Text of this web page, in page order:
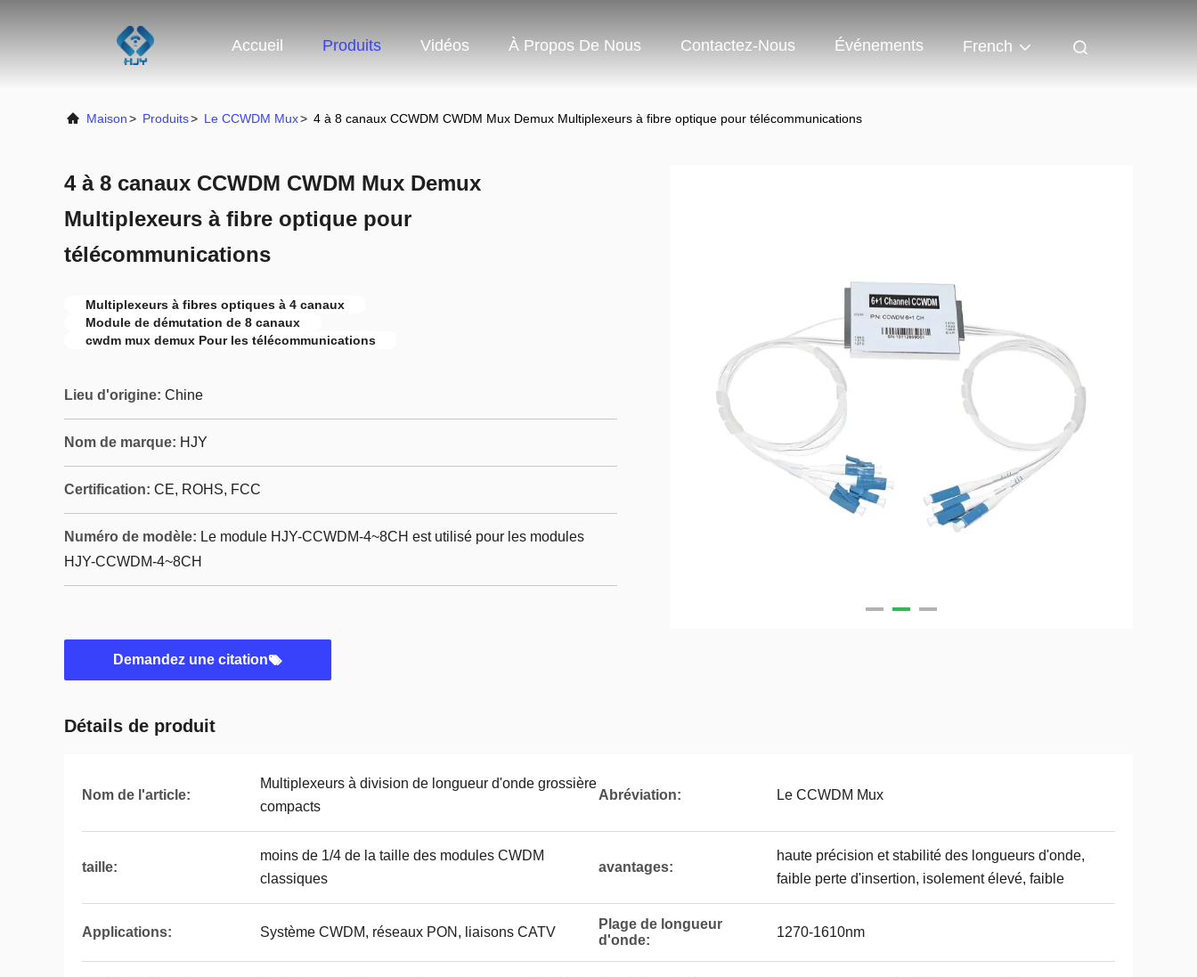
Accueil Produits Vidéos À Propos De Nous Contactez-Nous Événements French
Maison> Produits> Le CCWDM Mux> 4 à 8 canaux CCWDM CWDM Mux Demux Multiplexeurs à fibre optique pour télécommunications
4 à 8 canaux CCWDM CWDM Mux Demux
Multiplexeurs à fibre optique pour
télécommunications
Multiplexeurs à fibres optiques à 4 canaux
Module de démutation de 8 canaux
cwdm mux demux Pour les télécommunications
Lieu d'origine: Chine
Nom de marque: HJY
Certification: CE, ROHS, FCC
Numéro de modèle: Le module HJY-CCWDM-4~8CH est utilisé pour les modules
HJY-CCWDM-4~8CH
Demandez une citation
Détails de produit
Nom de l'article:
Multiplexeurs à division de longueur d'onde grossière
compacts
Abréviation: Le CCWDM Mux
taille:
moins de 1/4 de la taille des modules CWDM
classiques
avantages:
haute précision et stabilité des longueurs d'onde,
faible perte d'insertion, isolement élevé, faible
Applications: Système CWDM, réseaux PON, liaisons CATV
Plage de longueur
d'onde:
1270-1610nm